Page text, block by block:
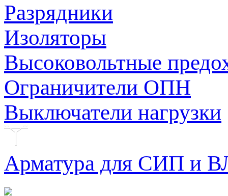
Разрядники
Изоляторы
Высоковольтные
Ограничители ОПН
Выключатели нагрузки
Арматура для СИП и